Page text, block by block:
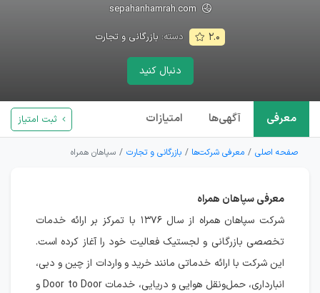
sepahanhamrah.com
۲.۰ دسته: بازرگانی و تجارت
دنبال کنید
معرفی آگهی‌ها امتیازات ثبت امتیاز
صفحه اصلی معرفی شرکت‌ها بازرگانی و تجارت سپاهان همراه
معرفی سپاهان همراه
شرکت سپاهان همراه از سال ۱۳۷۶ با تمرکز بر ارائه خدمات
تخصصی بازرگانی و لجستیک فعالیت خود را آغاز کرده است.
این شرکت با ارائه خدماتی مانند خرید و واردات از چین و دبی،
انبارداری، حمل‌ونقل هوایی و دریایی، خدمات Door to Door و